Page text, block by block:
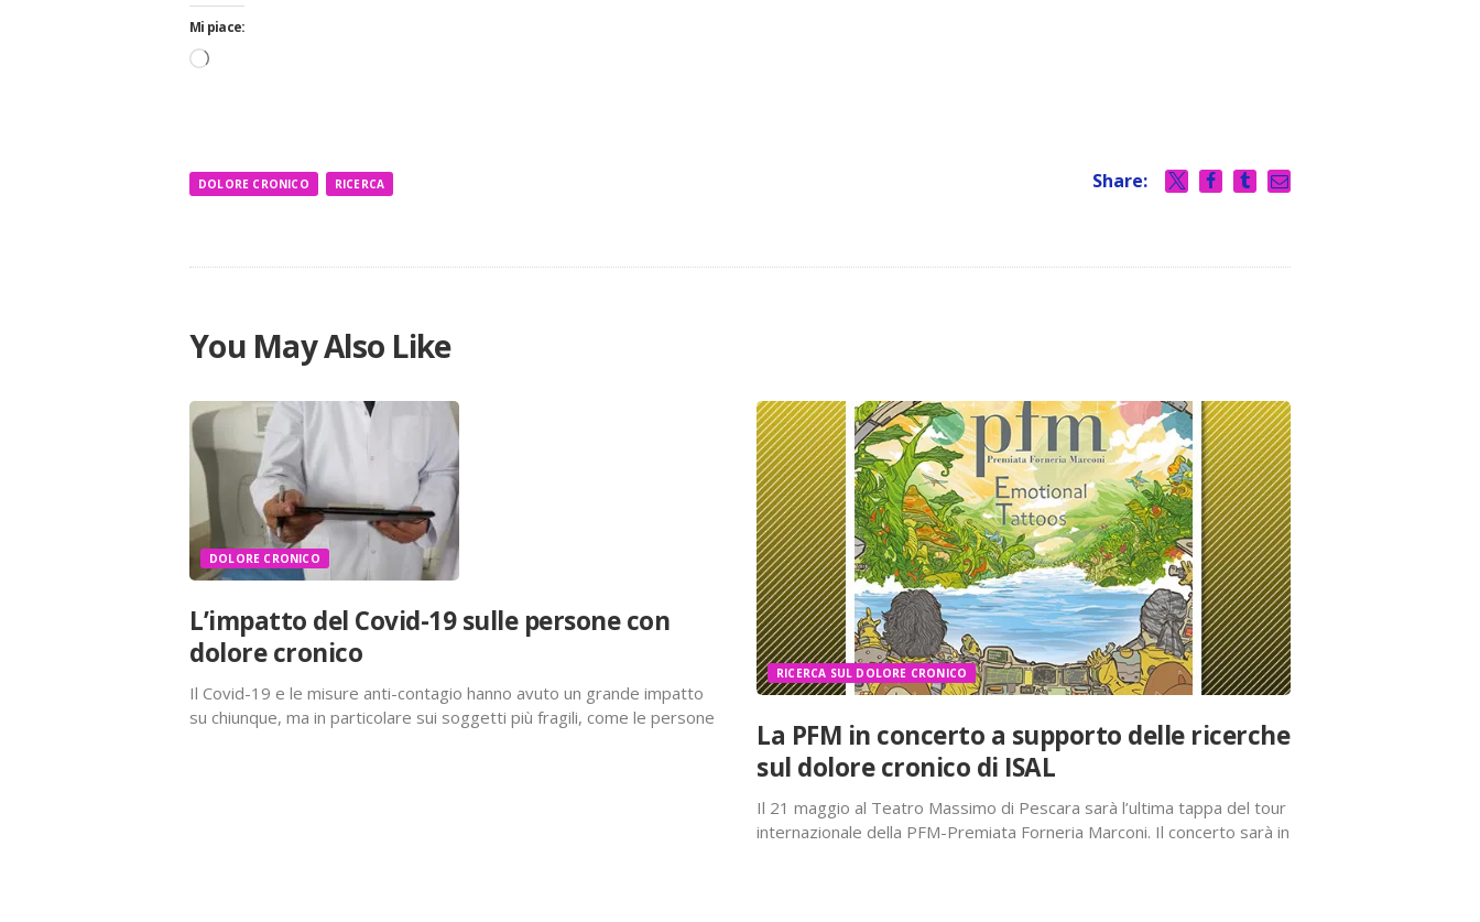
Mi piace:
DOLORE CRONICO RICERCA Share:
You May Also Like
DOLORE CRONICO
L’impatto del Covid-19 sulle persone con
dolore cronico
Il Covid-19 e le misure anti-contagio hanno avuto un grande impatto
su chiunque, ma in particolare sui soggetti più fragili, come le persone
RICERCA SUL DOLORE CRONICO
La PFM in concerto a supporto delle ricerche
sul dolore cronico di ISAL
Il 21 maggio al Teatro Massimo di Pescara sarà l’ultima tappa del tour
internazionale della PFM-Premiata Forneria Marconi. Il concerto sarà in